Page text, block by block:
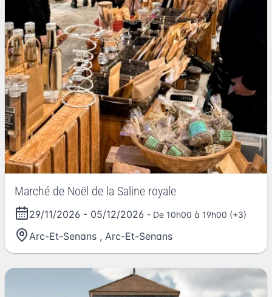
Marché de Noël de la Saline royale
29/11/2026 - 05/12/2026 - De 10h00 à 19h00 (+3)
Arc-Et-Senans , Arc-Et-Senans